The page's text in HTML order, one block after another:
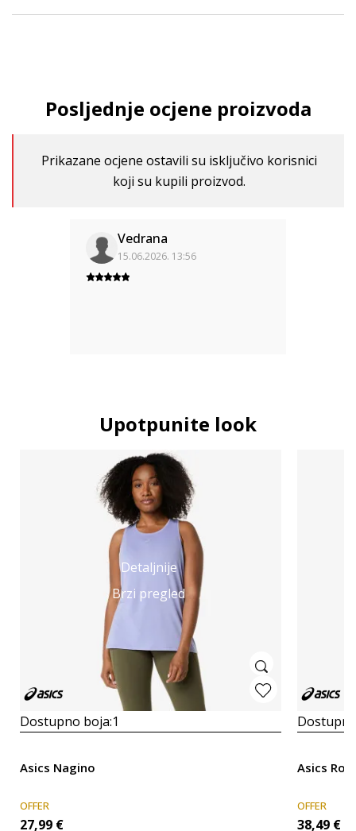
Posljednje ocjene proizvoda
Prikazane ocjene ostavili su isključivo korisnici
koji su kupili proizvod.
Vedrana
15.06.2026. 13:56
Upotpunite look
Detaljnije
Brzi pregled
Dostupno boja:1
Asics Nagino
OFFER
27,99 €
Asics
OFFER
38,49 €